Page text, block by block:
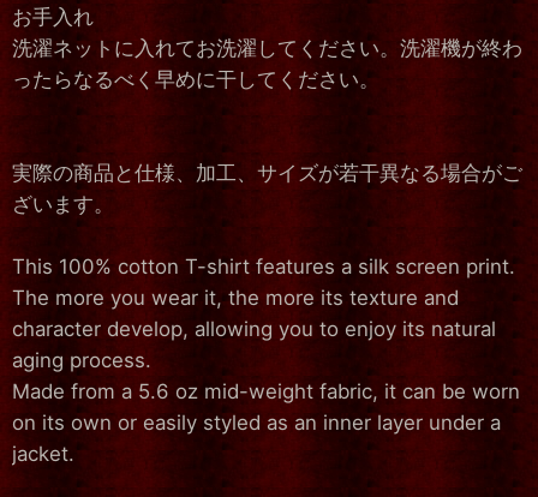
お手入れ
洗濯ネットに入れてお洗濯してください。洗濯機が終わ
ったらなるべく早めに干してください。
実際の商品と仕様、加工、サイズが若干異なる場合がご
ざいます。
This 100% cotton T-shirt features a silk screen print.
The more you wear it, the more its texture and
character develop, allowing you to enjoy its natural
aging process.
Made from a 5.6 oz mid-weight fabric, it can be worn
on its own or easily styled as an inner layer under a
jacket.